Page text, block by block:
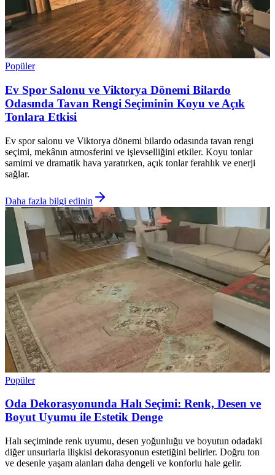
Popüler
Ev Spor Salonu ve Viktorya Dönemi Bilardo
Odasında Tavan Rengi Seçiminin Koyu ve Açık
Tonlara Etkisi
Ev spor salonu ve Viktorya dönemi bilardo odasında tavan rengi
seçimi, mekânın atmosferini ve işlevselliğini etkiler. Koyu tonlar
samimi ve dramatik hava yaratırken, açık tonlar ferahlık ve enerji
sağlar.
Daha fazla bilgi edinin
Popüler
Oda Dekorasyonunda Halı Seçimi: Renk, Desen ve
Boyut Uyumu ile Estetik Denge
Halı seçiminde renk uyumu, desen yoğunluğu ve boyutun odadaki
diğer unsurlarla ilişkisi dekorasyonun estetiğini belirler. Doğru ton
ve desenle yaşam alanları daha dengeli ve konforlu hale gelir.